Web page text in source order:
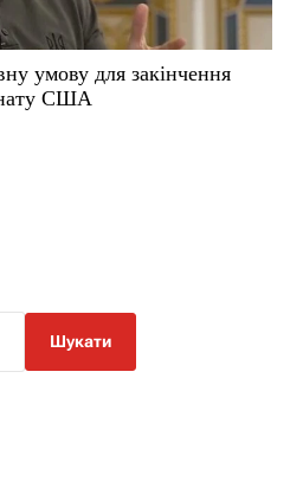
умову для закінчення
США